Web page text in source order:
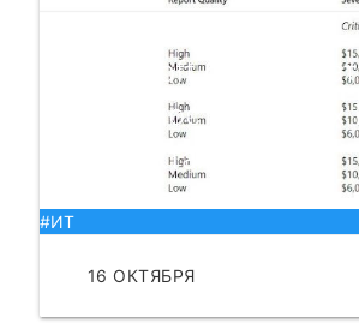
Microsoft будет
уязвимости в своих
продуктах
#ИТ
16 ОКТЯБРЯ